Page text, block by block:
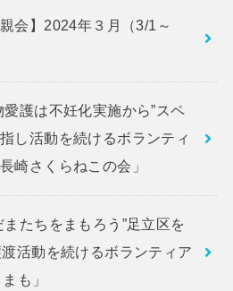
会】2024年３月（3/1～
愛護は不妊化実施から”スペ
し活動を続けるボランティ
崎さくらねこの会」
またちをまもろう”足立区を
活動を続けるボランティア
も」